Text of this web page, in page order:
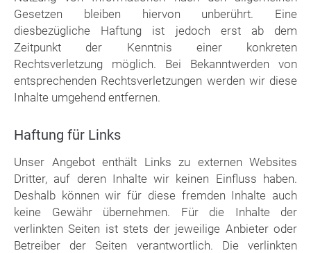
Gesetzen bleiben hiervon unberührt. Eine
diesbezügliche Haftung ist jedoch erst ab dem
Zeitpunkt der Kenntnis einer konkreten
Rechtsverletzung möglich. Bei Bekanntwerden von
entsprechenden Rechtsverletzungen werden wir diese
Inhalte umgehend entfernen.
Haftung für Links
Unser Angebot enthält Links zu externen Websites
Dritter, auf deren Inhalte wir keinen Einfluss haben.
Deshalb können wir für diese fremden Inhalte auch
keine Gewähr übernehmen. Für die Inhalte der
verlinkten Seiten ist stets der jeweilige Anbieter oder
Betreiber der Seiten verantwortlich. Die verlinkten